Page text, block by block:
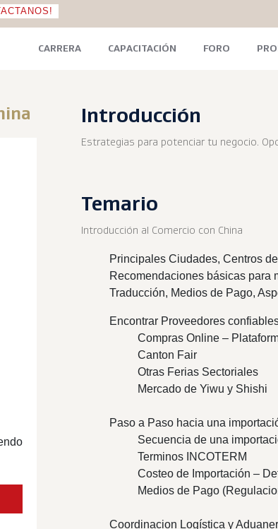
CARRERA CAPACITACIÓN FORO
Introducción
Estrategias para potenciar tu negocio.
Temario
Introducción al Comercio con China
Principales Ciudades, Centros
Recomendaciones básicas para
Traducción, Medios de Pago,
Encontrar Proveedores
Compras Online –
Canton Fair
Otras Ferias Sectoriales
Mercado de Yiwu y Shishi
Paso a Paso hacia una
Secuencia de una
Terminos INCOTERM
Costeo de Importación –
Medios de Pago
Coordinacion Logística y